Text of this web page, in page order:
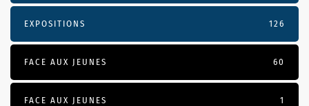
EXPOSITIONS 126
FACE AUX JEUNES 60
FACE AUX JEUNES 1